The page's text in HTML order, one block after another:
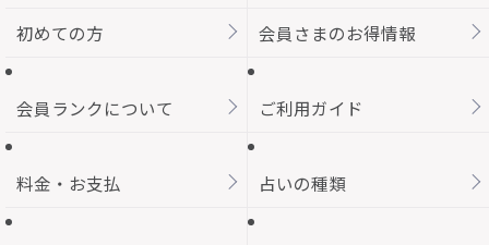
初めての方 会員さまのお得情報
会員ランクについて ご利用ガイド
料金・お支払 占いの種類